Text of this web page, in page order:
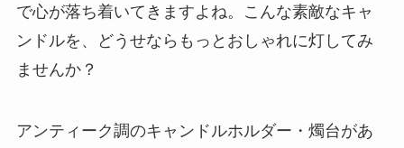
で心が落ち着いてきますよね。こんな素敵なキャ
ンドルを、どうせならもっとおしゃれに灯してみ
ませんか？
アンティーク調のキャンドルホルダー・燭台があ